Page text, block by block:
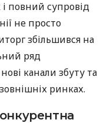
і повний супровід
не просто
збільшився на
ряд
канали збуту та
ринках.